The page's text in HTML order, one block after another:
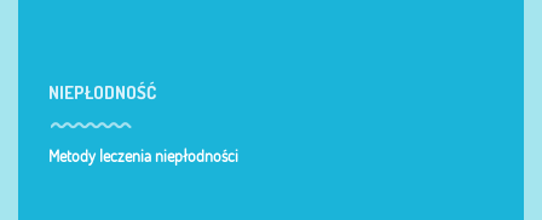
NIEPŁODNOŚĆ
Metody leczenia niepłodności